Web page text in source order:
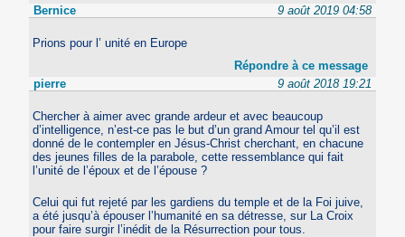
Bernice
9 août 2019 04:58
Prions pour l’ unité en Europe
Répondre à ce message
pierre
9 août 2018 19:21
Chercher à aimer avec grande ardeur et avec beaucoup
d’intelligence, n’est-ce pas le but d’un grand Amour tel qu’il est
donné de le contempler en Jésus-Christ cherchant, en chacune
des jeunes filles de la parabole, cette ressemblance qui fait
l’unité de l’époux et de l’épouse ?
Celui qui fut rejeté par les gardiens du temple et de la Foi juive,
a été jusqu’à épouser l’humanité en sa détresse, sur La Croix
pour faire surgir l’inédit de la Résurrection pour tous.